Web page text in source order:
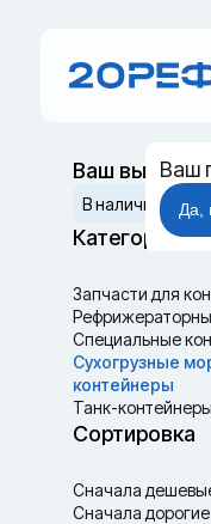
Ваш
Да,
Ваш выбор
В наличии
Категории
Запчасти для
Специальные
Cухогрузные
контейнеры
Танк-контейнеры
Термоконтейнеры
Сортировка
Сначала
Сначала дорогие